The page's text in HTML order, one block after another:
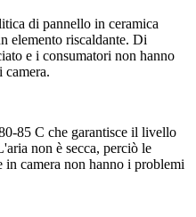
di pannello in ceramica
elemento riscaldante. Di
e i consumatori non hanno
camera.
85 C che garantisce il livello
non è secca, perciò le
in camera non hanno i problemi